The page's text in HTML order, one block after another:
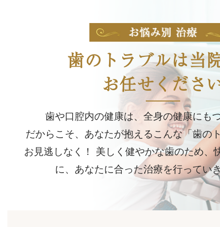
歯のトラブルは当
お任せくださ
歯や口腔内の健康は、全身の健康にも
だからこそ、あなたが抱えるこんな「歯の
お見逃しなく！
美しく健やかな歯のため、
に、あなたに合った治療を行ってい